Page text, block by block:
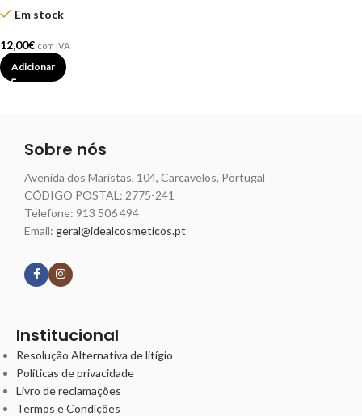
Em stock
12,00€ com IVA
Adicionar
Sobre nós
Avenida dos Maristas, 104, Carcavelos, Portugal
CÓDIGO POSTAL: 2775-241
Telefone: 913 506 494
Email: geral@idealcosmeticos.pt
Institucional
Resolução Alternativa de litígio
Políticas de privacidade
Livro de reclamações
Termos e Condições